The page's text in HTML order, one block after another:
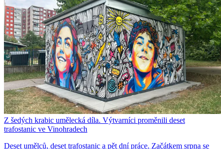
Z šedých krabic umělecká díla. Výtvarníci proměnili deset
trafostanic ve Vinohradech
Deset umělců, deset trafostanic a pět dní práce. Začátkem srpna se